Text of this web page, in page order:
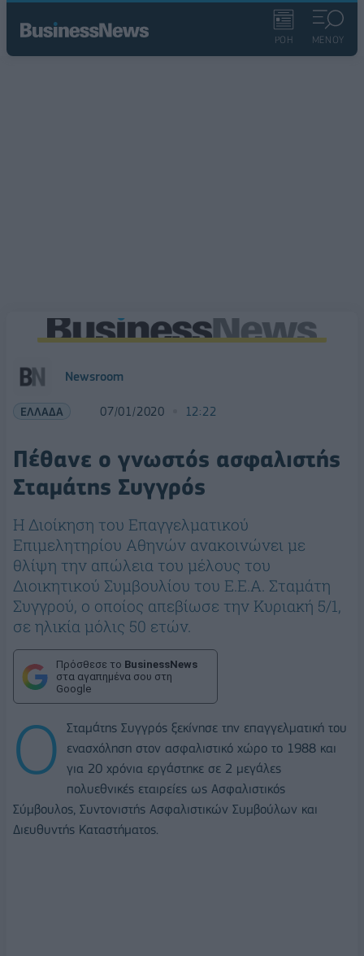
ΡΟΗ ΜΕΝΟΥ
Newsroom
ΕΛΛΑΔΑ 07/01/2020 12:22
Πέθανε ο γνωστός ασφαλιστής
Σταμάτης Συγγρός
Η Διοίκηση του Επαγγελματικού
Επιμελητηρίου Αθηνών ανακοινώνει με
θλίψη την απώλεια του μέλους του
Διοικητικού Συμβουλίου του Ε.Ε.Α. Σταμάτη
Συγγρού, ο οποίος απεβίωσε την Κυριακή 5/1,
σε ηλικία μόλις 50 ετών.
Πρόσθεσε το BusinessNews
στα αγαπημένα σου στη
Google
Ο
Σταμάτης Συγγρός ξεκίνησε την επαγγελματική του
ενασχόληση στον ασφαλιστικό χώρο το 1988 και
για 20 χρόνια εργάστηκε σε 2 μεγάλες
πολυεθνικές εταιρείες ως Ασφαλιστικός
Σύμβουλος, Συντονιστής Ασφαλιστικών Συμβούλων και
Διευθυντής Καταστήματος.